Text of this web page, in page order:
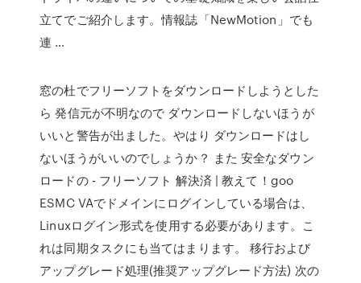
立てでご紹介します。情報誌「NewMotion」でも
連 …
窓の杜でフリーソフトをダウンロードしようとした
ら 発信元が不明なので ダウンロードしないほうが
いいと警告が出ました。やはり ダウンロードはし
ないほうがいいのでしょうか？ また 安全なダウン
ロードの - フリーソフト 解決済 | 教えて！goo
ESMC VAでドメインにログインしている場合は、
Linuxログイン形式を使用する必要があります。こ
れは同期タスクにも当てはまります。 移行および
アップグレード処理(推奨アップグレード方法) 次の